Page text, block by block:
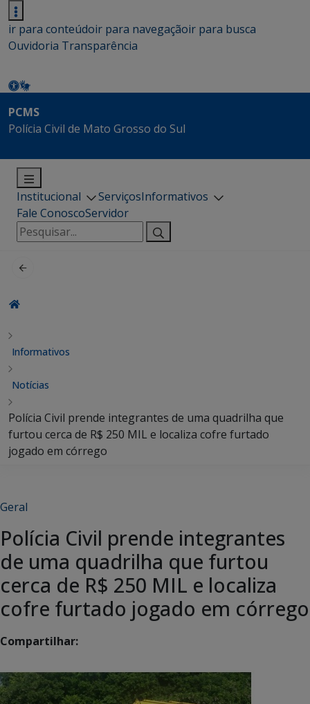
ir para conteúdoir para navegaçãoir para busca
Ouvidoria Transparência
PCMS
Polícia Civil de Mato Grosso do Sul
Institucional ServiçosInformativos
Fale ConoscoServidor
Pesquisar
por:
Informativos
Notícias
Polícia Civil prende integrantes de uma quadrilha que
furtou cerca de R$ 250 MIL e localiza cofre furtado
jogado em córrego
Geral
Polícia Civil prende integrantes
de uma quadrilha que furtou
cerca de R$ 250 MIL e localiza
cofre furtado jogado em córrego
Compartilhar: